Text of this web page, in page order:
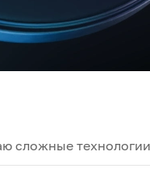
сложные